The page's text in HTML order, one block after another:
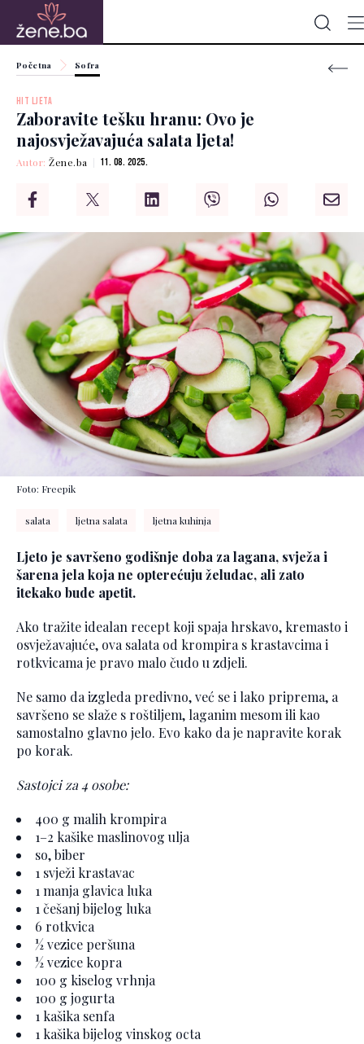
Početna Sofra
HIT LJETA
Zaboravite tešku hranu: Ovo je
najosvježavajuća salata ljeta!
Autor:Žene.ba 11. 08. 2025.
Foto: Freepik
salata ljetna salata ljetna kuhinja
Ljeto je savršeno godišnje doba za lagana, svježa i
šarena jela koja ne opterećuju želudac, ali zato
itekako bude apetit.
Ako tražite idealan recept koji spaja hrskavo, kremasto i
osvježavajuće, ova salata od krompira s krastavcima i
rotkvicama je pravo malo čudo u zdjeli.
Ne samo da izgleda predivno, već se i lako priprema, a
savršeno se slaže s roštiljem, laganim mesom ili kao
samostalno glavno jelo. Evo kako da je napravite korak
po korak.
Sastojci za 4 osobe:
400 g malih krompira
1–2 kašike maslinovog ulja
so, biber
1 svježi krastavac
1 manja glavica luka
1 češanj bijelog luka
6 rotkvica
½ vezice peršuna
½ vezice kopra
100 g kiselog vrhnja
100 g jogurta
1 kašika senfa
1 kašika bijelog vinskog octa